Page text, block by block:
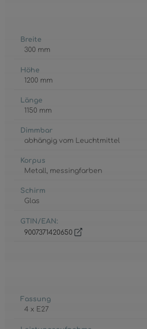
Breite
300 mm
Höhe
1200 mm
Länge
1150 mm
Dimmbar
abhängig vom Leuchtmittel
Korpus
Metall, messingfarben
Schirm
Glas
GTIN/EAN:
9007371420650
Fassung
4 x E27